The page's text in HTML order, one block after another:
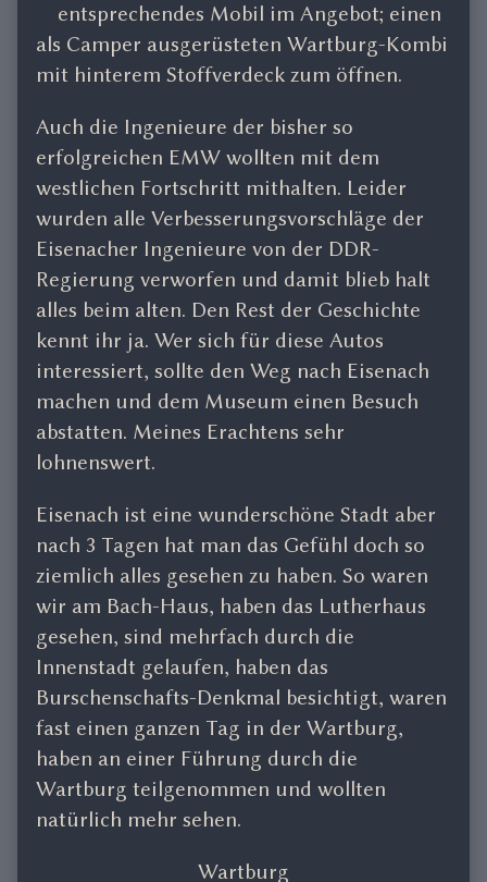
entsprechendes Mobil im Angebot; einen
als Camper ausgerüsteten Wartburg-Kombi
mit hinterem Stoffverdeck zum öffnen.
Auch die Ingenieure der bisher so
erfolgreichen EMW wollten mit dem
westlichen Fortschritt mithalten. Leider
wurden alle Verbesserungsvorschläge der
Eisenacher Ingenieure von der DDR-
Regierung verworfen und damit blieb halt
alles beim alten. Den Rest der Geschichte
kennt ihr ja. Wer sich für diese Autos
interessiert, sollte den Weg nach Eisenach
machen und dem Museum einen Besuch
abstatten. Meines Erachtens sehr
lohnenswert.
Eisenach ist eine wunderschöne Stadt aber
nach 3 Tagen hat man das Gefühl doch so
ziemlich alles gesehen zu haben. So waren
wir am Bach-Haus, haben das Lutherhaus
gesehen, sind mehrfach durch die
Innenstadt gelaufen, haben das
Burschenschafts-Denkmal besichtigt, waren
fast einen ganzen Tag in der Wartburg,
haben an einer Führung durch die
Wartburg teilgenommen und wollten
natürlich mehr sehen.
Wartburg